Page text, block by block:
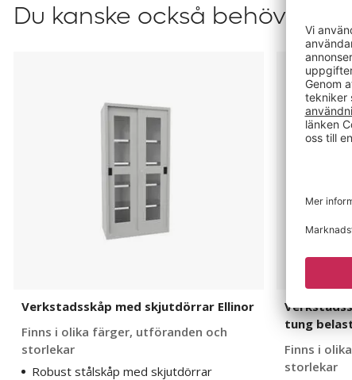
Du kanske också behöver?
Verkstadsskåp med skjutdörrar Ellinor
Finns i olika färger, utföranden och
storlekar
Robust stålskåp med skjutdörrar
tung
tung
Finns i
storlekar